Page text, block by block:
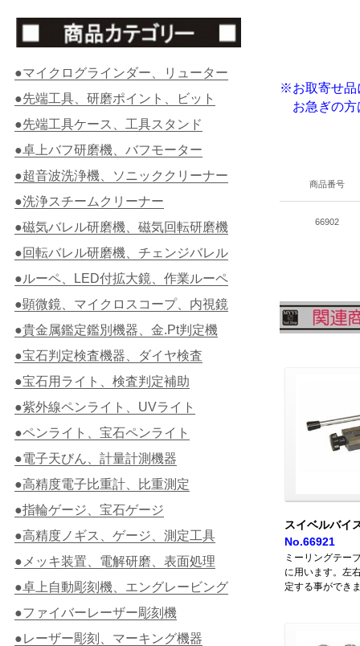
※お取寄せ品
お急ぎの方
商品番号
66902
スイベルバイ
No.66921
ミーリングテー
に用います。左
定する事ができ
●マイクログラインダー、リューター
●先端工具、研磨ポイント、ビット
●先端工具ケース、工具スタンド
●卓上バフ研磨機、バフモーター
●超音波洗浄機、ソニッククリーナー
●洗浄スチームクリーナー
●磁気バレル研磨機、磁気回転研磨機
●回転バレル研磨機、チェンジバレル
●ルーペ、LED付拡大鏡、作業ルーペ
●顕微鏡、マイクロスコープ、内視鏡
●貴金属鑑定鑑別機器、金.Pt判定機
●宝石判定検査機器、ダイヤ検査
●宝石用ライト、検査判定補助
●紫外線ペンライト、UVライト
●ペンライト、宝石ペンライト
●電子天びん、計量計測機器
●高精度電子比重計、比重測定
●指輪ゲージ、宝石ゲージ
●高精度ノギス、ゲージ、測定工具
●メッキ装置、電解研磨、表面処理
●卓上自動彫刻機、エングレービング
●ファイバーレーザー彫刻機
●レーザー彫刻、マーキング機器